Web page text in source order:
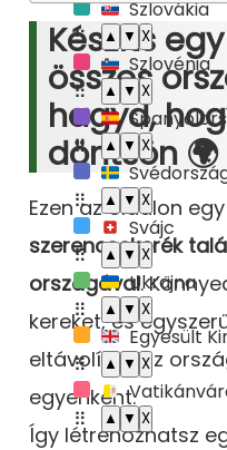
🇸🇰 Szlovákia
⠿
▲ ▼ X
🇸🇮 Szlovénia
⠿
▲ ▼ X
🇪🇸
⠿
▲ ▼ X
🇸🇪
⠿
▲ ▼ X
🇨🇭
Svájc
⠿
▲ ▼ X
🇺🇦 Ukrajna
⠿
▲ ▼ X
🇬🇧 Egyesült
⠿
▲ ▼ X
🇻🇦
⠿
▲ ▼ X
Készíts
összes
hagyd,
döntsön 🌍
Ezen az oldalon egy
szerencsekerék
országával.
kereket, és
eltávolíthatsz
egyenként.
Így létrehozhatsz